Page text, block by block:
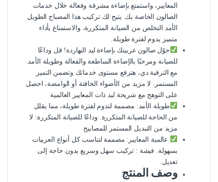
المعايير، واستمتع بإضاءة مشرقة وفعالة خلال خدمات
الصالون الخاصة بك. يتيح لك تركيب هذا المصباح الطويل
الأمد التخلص من الصيانة المتكررة، والاستمتاع بأداء
متميز يدوم لفترة طويلة.
حوّل صالون عربيتك بإضاءة ليد النهاردة! قل وداعًا
للصيانة ومرحبًا بالإضاءة الساطعة والفعالة وطويلة الأمد.
مع الترقية دي، هترفع مستوى خدماتك وتضمن التميز
المستمر. لا مزيد من الأضواء الخافتة أو الوامضة، احصل
على التوهج مع شريحة ليد ذات المعايير العالمية
طويلة الأمد: مصممة لتدوم لفترة طويلة، مما يقلل
من الحاجة للصيانة المتكررة. وداعًا للصيانة المتكررة: لا
مزيد من التبديل المستمر للمصابيح
عالمية المعايير: مصممة لتناسب كل أنواع العربيات
بسهولة. فيشة : تركيب سهل وسريع بدون حاجة إلى
تعديل.
وصف المنتج